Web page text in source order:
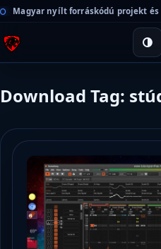
Magyar nyílt forráskódú projekt
Download Tag: